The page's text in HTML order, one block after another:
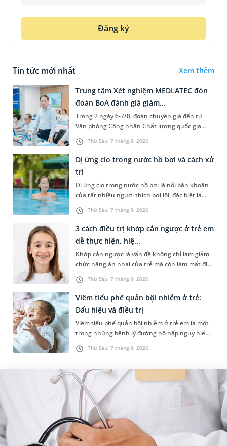
Đăng ký
Tin tức mới nhất Xem thêm
Thứ Sáu, 7 tháng 8, 2026
Trung tâm Xét nghiệm MEDLATEC đón
đoàn BoA đánh giá giám...
Trong 2 ngày 6-7/8, đoàn chuyên gia đến từ
Văn phòng Công nhận Chất lượng quốc gia
(BoA) đã ghi nhận và đánh giá cao nỗ lực duy trì
hệ thống quản lý chất lượ...
Thứ Sáu, 7 tháng 8, 2026
Dị ứng clo trong nước hồ bơi và cách xử
trí
Dị ứng clo trong nước hồ bơi là nỗi băn khoăn
của rất nhiều người thích bơi lội, đặc biệt là
những trường hợp thường xuyên bơi ở những
hồ bơi nhân tạo. Bài v...
Thứ Sáu, 7 tháng 8, 2026
3 cách điều trị khớp cắn ngược ở trẻ em
dễ thực hiện, hiệ...
Khớp cắn ngược là vấn đề không chỉ làm giảm
chức năng ăn nhai của trẻ mà còn làm mất đi
sự cân đối của khuôn mặt. Do đó, cần khắc
phục sớm tình trạng này để...
Thứ Sáu, 7 tháng 8, 2026
Viêm tiểu phế quản bội nhiễm ở trẻ:
Dấu hiệu và điều trị
Viêm tiểu phế quản bội nhiễm ở trẻ em là một
trong những bệnh lý đường hô hấp nguy hiểm,
thường bùng phát vào thời điểm giao mùa. Khi
những tổn thương ban đầ...